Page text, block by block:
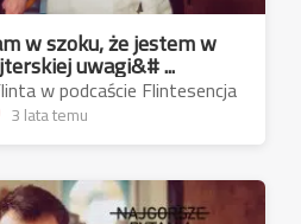
w szoku, że jestem w
uwagi&# ...
w podcaście Flintesencja
3 lata temu